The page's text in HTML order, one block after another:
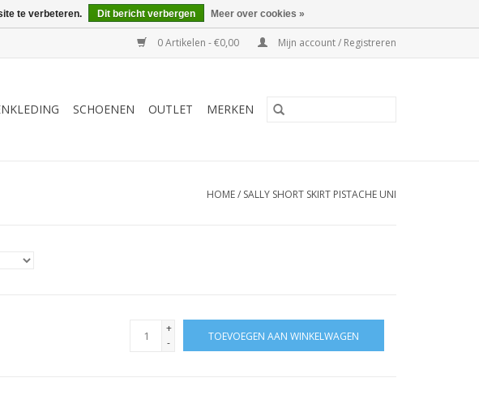
0 Artikelen - €0,00 Mijn account / Registreren
SCHOENEN OUTLET MERKEN
HOME/ SALLY SHORT SKIRT PISTACHE UNI
+
-
TOEVOEGEN AAN WINKELWAGEN
te verbeteren. Dit bericht verbergen Meer over cookies »